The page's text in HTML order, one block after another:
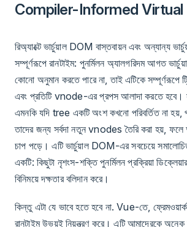
Compiler-Informed Virtual
রিঅ্যাক্টে ভার্চুয়াল DOM বাস্তবায়ন এবং অন্যান্য
সম্পূর্ণরূপে রানটাইম: পুনর্মিলন অ্যালগরিদম আগত
কোনো অনুমান করতে পারে না, তাই এটিকে সম্পূর্ণরূপে
এবং প্রতিটি vnode-এর প্রপস আলাদা করতে হবে।
এমনকি যদি tree একটি অংশ কখনো পরিবর্তিত না হয়,
তাদের জন্য সর্বদা নতুন vnodes তৈরি করা হয়, ফলে
চাপ পড়ে। এটি ভার্চুয়াল DOM-এর সবচেয়ে
একটি: কিছুটা নৃশংস-শক্তি পুনর্মিলন প্রক্রিয়া
বিনিময়ে দক্ষতার বলিদান করে।
কিন্তু এটা যে ভাবে হতে হবে না. Vue-তে,
রানটাইম উভয়ই নিয়ন্ত্রণ করে। এটি আমাদেরকে